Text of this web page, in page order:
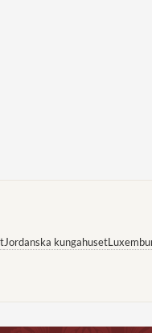
Jordanska kungahuset